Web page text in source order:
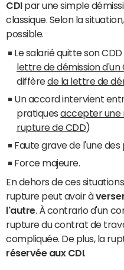
CDIpar une simple
classique. Selon la
possible.
Le salarié quitte son
lettre de démission d'un
diffèrede la lettre de
Un accord intervient
pratiquesaccepter une
rupture de CDD)
Faute grave de l'une des
Force majeure.
En dehors de ces
rupture peut avoir à
l'autre. À contrario d'un
rupture du contrat de
compliquée. De plus, la
réservée aux CDI.